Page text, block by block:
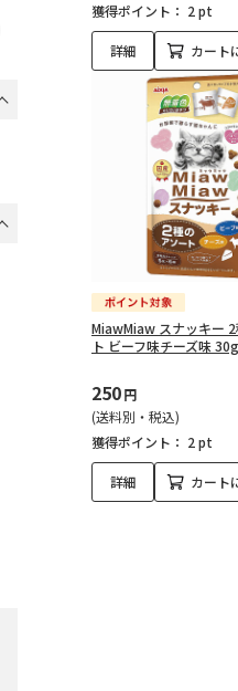
獲得ポイント： 2 pt
詳細 カート
MiawMiaw スナッキー
ト ビーフ味チーズ味 30g
250円
(送料別・税込)
獲得ポイント： 2 pt
詳細 カート